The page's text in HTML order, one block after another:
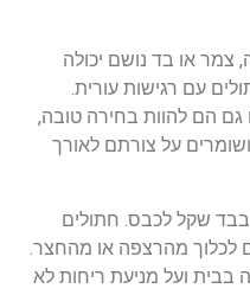
צמר או בד נושם יכולה
עם רגישות עורית.
גם הם להוות בחירה טובה,
על צורתם לאורך
שקל לכבס. חתולים
לכלוך מהרצפה או מהחצר.
בבית ועל מניעת ריחות לא